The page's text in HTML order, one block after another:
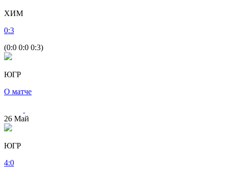
ХИМ
0:3
(0:0 0:0 0:3)
ЮГР
О матче
26 Май
ЮГР
4:0